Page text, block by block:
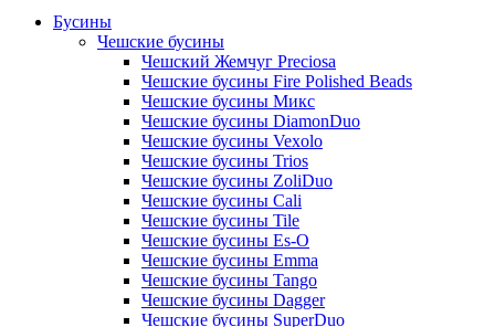
Бусины
Чешские бусины
Чешский Жемчуг Preciosa
Чешские бусины Fire Polished Beads
Чешские бусины Микс
Чешские бусины DiamonDuo
Чешские бусины Vexolo
Чешские бусины Trios
Чешские бусины ZoliDuo
Чешские бусины Cali
Чешские бусины Tile
Чешские бусины Es-O
Чешские бусины Emma
Чешские бусины Tango
Чешские бусины Dagger
Чешские бусины SuperDuo